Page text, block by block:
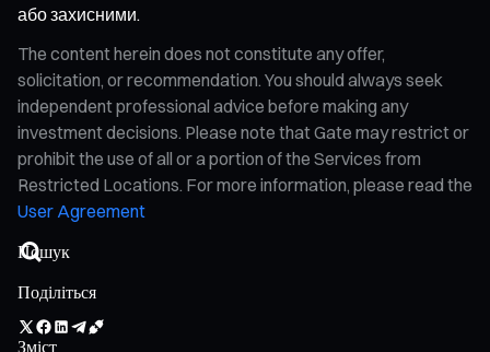
або захисними.
The content herein does not constitute any offer,
solicitation, or recommendation. You should always seek
independent professional advice before making any
investment decisions. Please note that Gate may restrict or
prohibit the use of all or a portion of the Services from
Restricted Locations. For more information, please read the
User Agreement
Поділіться
Зміст